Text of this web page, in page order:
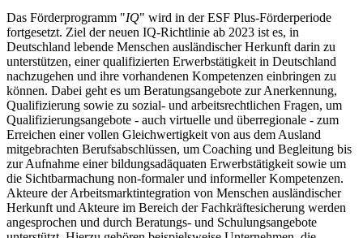
Das Förderprogramm "IQ" wird in der ESF Plus-Förderperiode
fortgesetzt. Ziel der neuen IQ-Richtlinie ab 2023 ist es, in
Deutschland lebende Menschen ausländischer Herkunft darin zu
unterstützen, einer qualifizierten Erwerbstätigkeit in Deutschland
nachzugehen und ihre vorhandenen Kompetenzen einbringen zu
können. Dabei geht es um Beratungsangebote zur Anerkennung,
Qualifizierung sowie zu sozial- und arbeitsrechtlichen Fragen, um
Qualifizierungsangebote - auch virtuelle und überregionale - zum
Erreichen einer vollen Gleichwertigkeit von aus dem Ausland
mitgebrachten Berufsabschlüssen, um Coaching und Begleitung bis
zur Aufnahme einer bildungsadäquaten Erwerbstätigkeit sowie um
die Sichtbarmachung non-formaler und informeller Kompetenzen.
Akteure der Arbeitsmarktintegration von Menschen ausländischer
Herkunft und Akteure im Bereich der Fachkräftesicherung werden
angesprochen und durch Beratungs- und Schulungsangebote